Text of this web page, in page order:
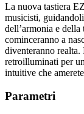
La nuova tastiera
musicisti,
dell’armonia e
cominceranno a
diventeranno
retroilluminati per
intuitive che
Parametri